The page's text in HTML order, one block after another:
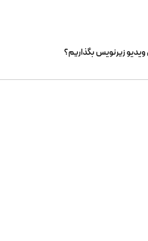
ویدیو زیرنویس بگذاریم؟